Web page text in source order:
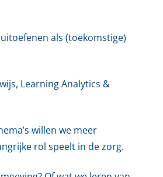
als (toekomstige)
Learning Analytics &
willen we meer
rol speelt in de zorg.